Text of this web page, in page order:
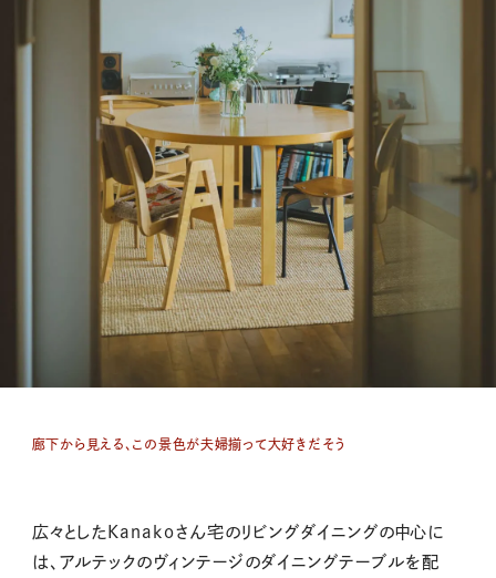
廊下から見える、この景色が夫婦揃って大好きだそう
広々としたKanakoさん宅のリビングダイニングの中心に
は、アルテックのヴィンテージのダイニングテーブルを配